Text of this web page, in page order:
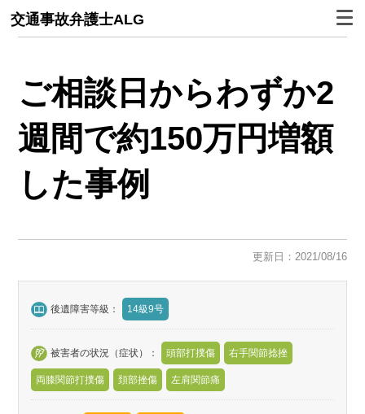
交通事故弁護士ALG
ご相談日からわずか2
週間で約150万円増額
した事例
更新日：2021/08/16
後遺障害等級： 14級9号
被害者の状況（症状）： 頭部打撲傷 右手関節捻挫
両膝関節打撲傷 頚部挫傷 左肩関節痛